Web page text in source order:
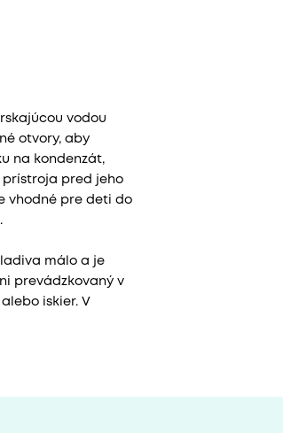
vodou
otvory, aby
na kondenzát,
pred jeho
vhodné pre deti do
málo a je
prevádzkovaný v
iskier. V